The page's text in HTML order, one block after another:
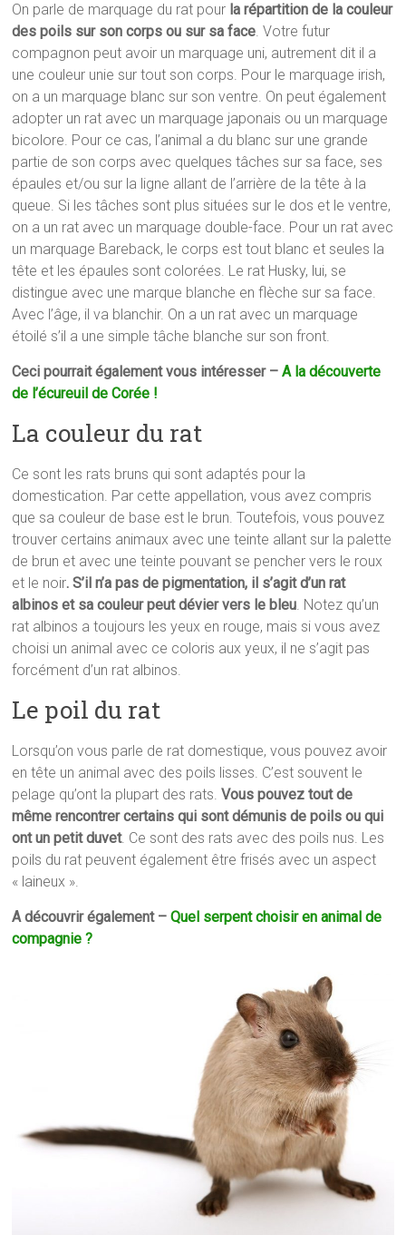
On parle de marquage du rat pour la répartition de la couleur
des poils sur son corps ou sur sa face. Votre futur
compagnon peut avoir un marquage uni, autrement dit il a
une couleur unie sur tout son corps. Pour le marquage irish,
on a un marquage blanc sur son ventre. On peut également
adopter un rat avec un marquage japonais ou un marquage
bicolore. Pour ce cas, l’animal a du blanc sur une grande
partie de son corps avec quelques tâches sur sa face, ses
épaules et/ou sur la ligne allant de l’arrière de la tête à la
queue. Si les tâches sont plus situées sur le dos et le ventre,
on a un rat avec un marquage double-face. Pour un rat avec
un marquage Bareback, le corps est tout blanc et seules la
tête et les épaules sont colorées. Le rat Husky, lui, se
distingue avec une marque blanche en flèche sur sa face.
Avec l’âge, il va blanchir. On a un rat avec un marquage
étoilé s’il a une simple tâche blanche sur son front.
Ceci pourrait également vous intéresser –A la découverte
de l’écureuil de Corée !
La couleur du rat
Ce sont les rats bruns qui sont adaptés pour la
domestication. Par cette appellation, vous avez compris
que sa couleur de base est le brun. Toutefois, vous pouvez
trouver certains animaux avec une teinte allant sur la palette
de brun et avec une teinte pouvant se pencher vers le roux
et le noir. S’il n’a pas de pigmentation, il s’agit d’un rat
albinos et sa couleur peut dévier vers le bleu. Notez qu’un
rat albinos a toujours les yeux en rouge, mais si vous avez
choisi un animal avec ce coloris aux yeux, il ne s’agit pas
forcément d’un rat albinos.
Le poil du rat
Lorsqu’on vous parle de rat domestique, vous pouvez avoir
en tête un animal avec des poils lisses. C’est souvent le
pelage qu’ont la plupart des rats.Vous pouvez tout de
même rencontrer certains qui sont démunis de poils ou qui
ont un petit duvet. Ce sont des rats avec des poils nus. Les
poils du rat peuvent également être frisés avec un aspect
« laineux ».
A découvrir également –Quel serpent choisir en animal de
compagnie ?